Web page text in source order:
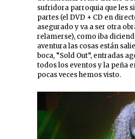
sufridora parroquia que les
partes (el DVD + CD en
asegurado y va a ser otra
relamerse), como iba
aventura las cosas están
boca, “Sold Out”, entradas
todos los eventos y la peña
pocas veces hemos visto.